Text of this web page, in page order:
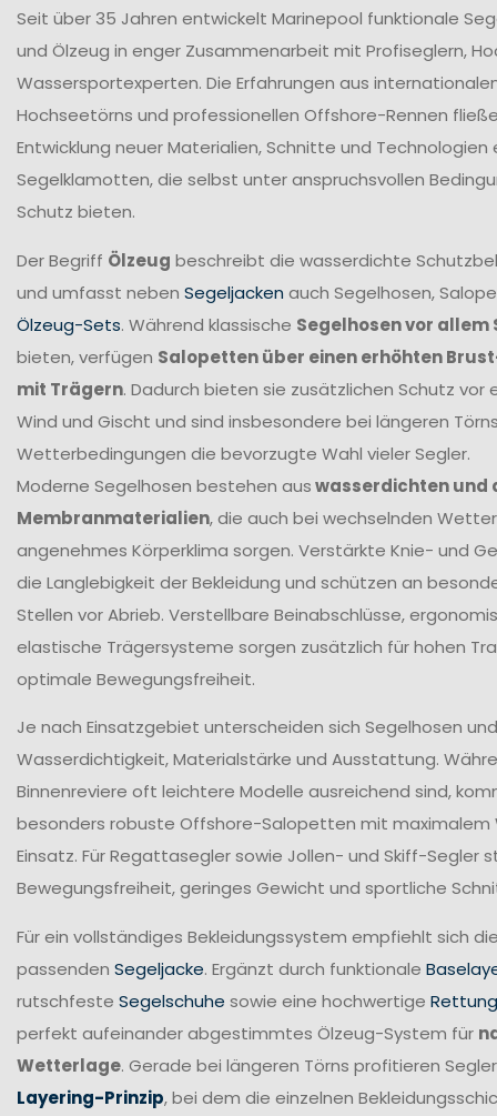
Seit über 35 Jahren entwickelt Marinepool funktionale
und Ölzeug in enger Zusammenarbeit mit Profiseglern,
Wassersportexperten. Die Erfahrungen aus
Hochseetörns und professionellen Offshore-Rennen
Entwicklung neuer Materialien, Schnitte und Technologien
Segelklamotten, die selbst unter anspruchsvollen
Schutz bieten.
Der Begriff Ölzeug beschreibt die wasserdichte
und umfasst neben Segeljacken auch Segelhosen,
Ölzeug-Sets. Während klassische Segelhosen vor allem
bieten, verfügen Salopetten über einen erhöhten
mit Trägern. Dadurch bieten sie zusätzlichen Schutz vor
Wind und Gischt und sind insbesondere bei längeren
Wetterbedingungen die bevorzugte Wahl vieler Segler.
Moderne Segelhosen bestehen auswasserdichten und
Membranmaterialien, die auch bei wechselnden
angenehmes Körperklima sorgen. Verstärkte Knie- und
die Langlebigkeit der Bekleidung und schützen an
Stellen vor Abrieb. Verstellbare Beinabschlüsse,
elastische Trägersysteme sorgen zusätzlich für hohen
optimale Bewegungsfreiheit.
Je nach Einsatzgebiet unterscheiden sich Segelhosen
Wasserdichtigkeit, Materialstärke und Ausstattung.
Binnenreviere oft leichtere Modelle ausreichend sind,
besonders robuste Offshore-Salopetten mit
Einsatz. Für Regattasegler sowie Jollen- und Skiff-Segler
Bewegungsfreiheit, geringes Gewicht und sportliche
Für ein vollständiges Bekleidungssystem empfiehlt sich
passenden Segeljacke. Ergänzt durch funktionale
rutschfeste Segelschuhe sowie eine hochwertige
perfekt aufeinander abgestimmtes Ölzeug-System für
Wetterlage. Gerade bei längeren Törns profitieren
Layering-Prinzip, bei dem die einzelnen